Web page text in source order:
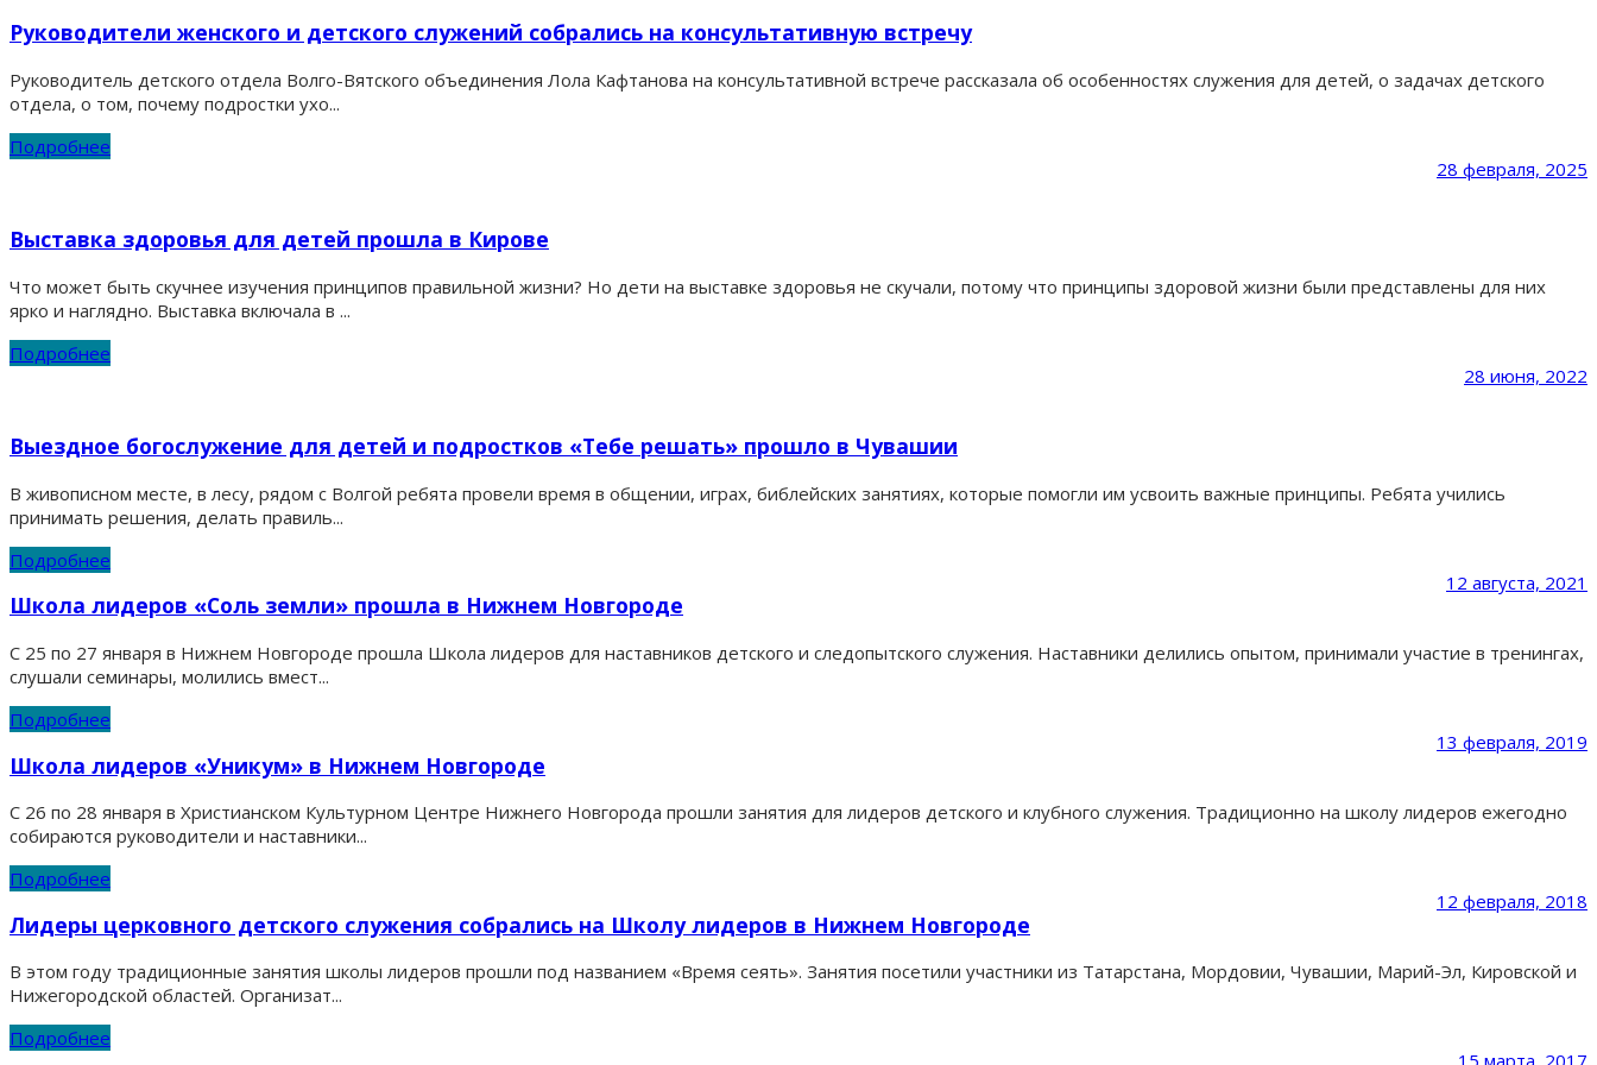
Руководители женского и детского служений собрались на консультативную встречу
Руководитель детского отдела Волго-Вятского объединения Лола Кафтанова на консультативной встрече рассказала об особенностях служения для детей, о задачах детского
отдела, о том, почему подростки ухо...
Подробнее
28 февраля, 2025
Выставка здоровья для детей прошла в Кирове
Что может быть скучнее изучения принципов правильной жизни? Но дети на выставке здоровья не скучали, потому что принципы здоровой жизни были представлены для них
ярко и наглядно. Выставка включала в ...
Подробнее
28 июня, 2022
Выездное богослужение для детей и подростков «Тебе решать» прошло в Чувашии
В живописном месте, в лесу, рядом с Волгой ребята провели время в общении, играх, библейских занятиях, которые помогли им усвоить важные принципы. Ребята учились
принимать решения, делать правиль...
Подробнее
12 августа, 2021
Школа лидеров «Соль земли» прошла в Нижнем Новгороде
С 25 по 27 января в Нижнем Новгороде прошла Школа лидеров для наставников детского и следопытского служения. Наставники делились опытом, принимали участие в тренингах,
слушали семинары, молились вмест...
Подробнее
13 февраля, 2019
Школа лидеров «Уникум» в Нижнем Новгороде
С 26 по 28 января в Христианском Культурном Центре Нижнего Новгорода прошли занятия для лидеров детского и клубного служения. Традиционно на школу лидеров ежегодно
собираются руководители и наставники...
Подробнее
12 февраля, 2018
Лидеры церковного детского служения собрались на Школу лидеров в Нижнем Новгороде
В этом году традиционные занятия школы лидеров прошли под названием «Время сеять». Занятия посетили участники из Татарстана, Мордовии, Чувашии, Марий-Эл, Кировской и
Нижегородской областей. Организат...
Подробнее